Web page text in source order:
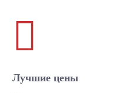

Лучшие цены